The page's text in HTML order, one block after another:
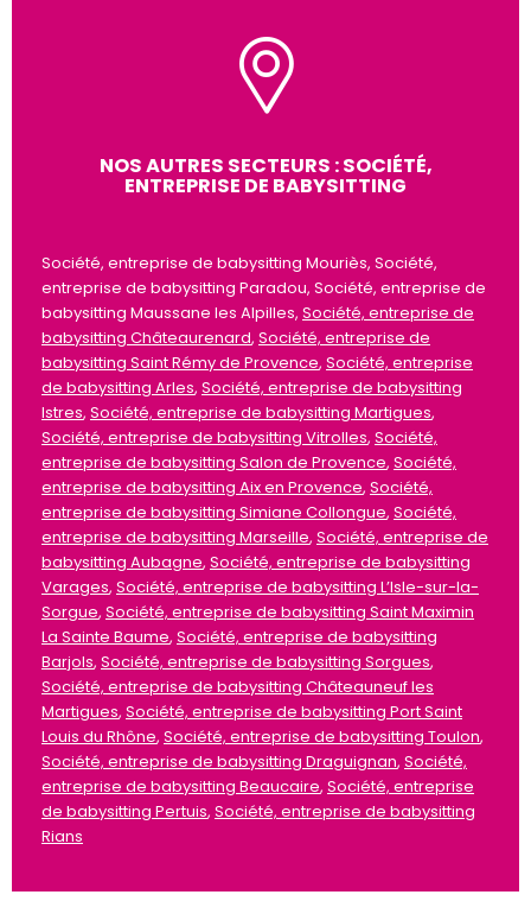
NOS AUTRES SECTEURS : SOCIÉTÉ,
ENTREPRISE DE BABYSITTING
Société, entreprise de babysitting Mouriès, Société,
entreprise de babysitting Paradou, Société, entreprise de
babysitting Maussane les Alpilles, Société, entreprise de
babysitting Châteaurenard, Société, entreprise de
babysitting Saint Rémy de Provence, Société, entreprise
de babysitting Arles, Société, entreprise de babysitting
Istres, Société, entreprise de babysitting Martigues,
Société, entreprise de babysitting Vitrolles, Société,
entreprise de babysitting Salon de Provence, Société,
entreprise de babysitting Aix en Provence, Société,
entreprise de babysitting Simiane Collongue, Société,
entreprise de babysitting Marseille, Société, entreprise de
babysitting Aubagne, Société, entreprise de babysitting
Varages, Société, entreprise de babysitting L’Isle-sur-la-
Sorgue, Société, entreprise de babysitting Saint Maximin
La Sainte Baume, Société, entreprise de babysitting
Barjols, Société, entreprise de babysitting Sorgues,
Société, entreprise de babysitting Châteauneuf les
Martigues, Société, entreprise de babysitting Port Saint
Louis du Rhône, Société, entreprise de babysitting Toulon,
Société, entreprise de babysitting Draguignan, Société,
entreprise de babysitting Beaucaire, Société, entreprise
de babysitting Pertuis, Société, entreprise de babysitting
Rians